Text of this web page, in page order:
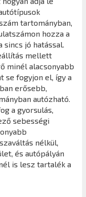
tartományban,
hozza a
sincs jó hatással.
mellett
minél alacsonyabb
se fogyjon el, így a
erősebb,
autózható.
a gyorsulás,
sebességi
nélkül,
és autópályán
is lesz tartalék a